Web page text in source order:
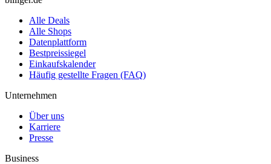
Alle Deals
Alle Shops
Datenplattform
Bestpreissiegel
Einkaufskalender
Häufig gestellte Fragen (FAQ)
Unternehmen
Über uns
Karriere
Presse
Business